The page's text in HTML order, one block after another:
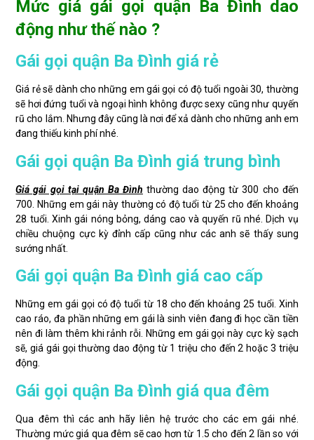
Mức giá gái gọi quận Ba Đình dao
động như thế nào ?
Gái gọi quận Ba Đình giá rẻ
Giá rẻ sẽ dành cho những em gái gọi có độ tuổi ngoài 30, thường
sẽ hơi đứng tuổi và ngoại hình không được sexy cũng như quyến
rũ cho lắm. Nhưng đây cũng là nơi để xả dành cho những anh em
đang thiếu kinh phí nhé.
Gái gọi quận Ba Đình giá trung bình
Giá gái gọi tại quận Ba Đình thường dao động từ 300 cho đến
700. Những em gái này thường có độ tuổi từ 25 cho đến khoảng
28 tuổi. Xinh gái nóng bỏng, dáng cao và quyến rũ nhé. Dịch vụ
chiều chuộng cực kỳ đỉnh cấp cũng như các anh sẽ thấy sung
sướng nhất.
Gái gọi quận Ba Đình giá cao cấp
Những em gái gọi có độ tuổi từ 18 cho đến khoảng 25 tuổi. Xinh
cao ráo, đa phần những em gái là sinh viên đang đi học cần tiền
nên đi làm thêm khi rảnh rỗi. Những em gái gọi này cực kỳ sạch
sẽ, giá gái gọi thường dao động từ 1 triệu cho đến 2 hoặc 3 triệu
động.
Gái gọi quận Ba Đình giá qua đêm
Qua đêm thì các anh hãy liên hệ trước cho các em gái nhé.
Thường mức giá qua đêm sẽ cao hơn từ 1.5 cho đến 2 lần so với